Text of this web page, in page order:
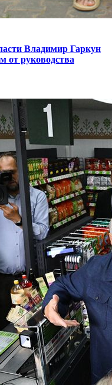
Владимир Гаркун
от руководства